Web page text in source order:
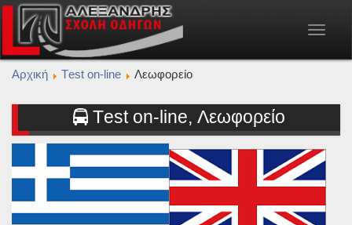
Toggle
Αρχική Τest οn-line Λεωφορείο
Τest οn-line, Λεωφορείο